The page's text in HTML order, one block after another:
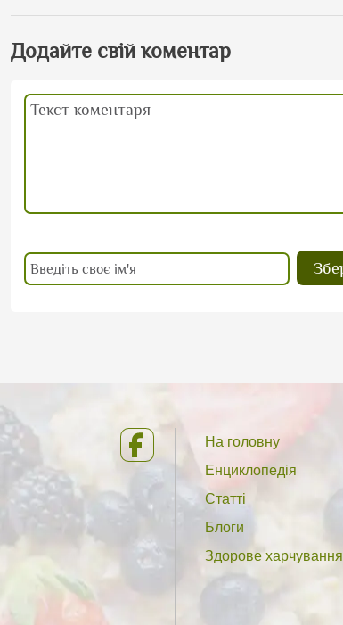
Додайте свій коментар
На головну
Енциклопедія
Статті
Блоги
Здорове харчування